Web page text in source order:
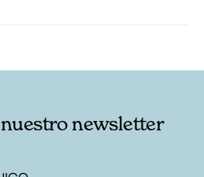
newsletter